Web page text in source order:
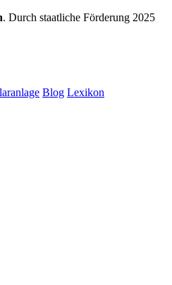
. Durch staatliche Förderung 2025
Blog Lexikon